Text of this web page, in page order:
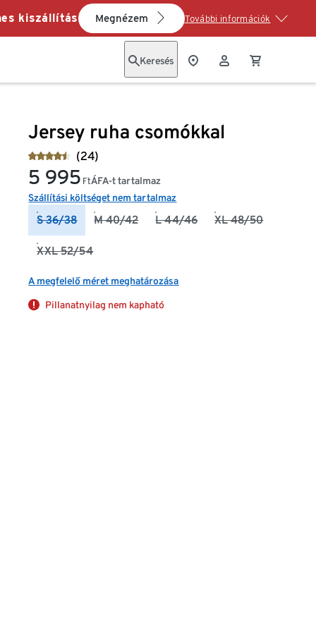
kiszállítás Megnézem További információk
Keresés
Jersey ruha csomókkal
(24)
5 995 FtÁFA-t tartalmaz
Szállítási költséget nem tartalmaz
S 36/38 M 40/42 L 44/46 XL 48/50
XXL 52/54
A megfelelő méret meghatározása
Pillanatnyilag nem kapható